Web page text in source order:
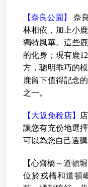
【奈良公園】 奈
林相依，加上小
獨特風華。這些
的化身；現有鹿
方，聰明乖巧的
鹿留下值得記念
之一。
【大阪免稅店】
讓您有充份地選
可以為您自己選
【心齋橋～道頓
位於戎橋和道頓